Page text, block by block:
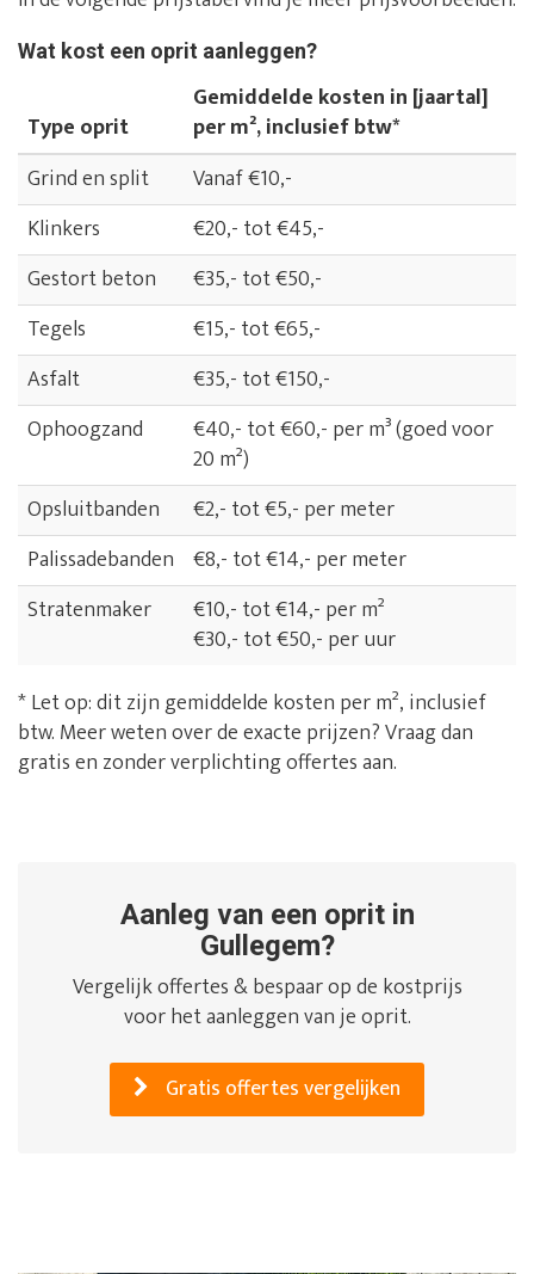
Wat kost een oprit aanleggen?
Type oprit
Gemiddelde kosten in [jaartal]
per m², inclusief btw*
Grind en split
Vanaf €10,-
Klinkers
€20,- tot €45,-
Gestort beton
€35,- tot €50,-
Tegels
€15,- tot €65,-
Asfalt
€35,- tot €150,-
Ophoogzand
€40,- tot €60,- per m³ (goed voor
20 m²)
Opsluitbanden
€2,- tot €5,- per meter
Palissadebanden €8,- tot €14,- per meter
Stratenmaker
€10,- tot €14,- per m²
€30,- tot €50,- per uur
* Let op: dit zijn gemiddelde kosten per m², inclusief
btw. Meer weten over de exacte prijzen? Vraag dan
gratis en zonder verplichting offertes aan.
Aanleg van een oprit in
Gullegem?
Vergelijk offertes & bespaar op de kostprijs
voor het aanleggen van je oprit.
Gratis offertes vergelijken